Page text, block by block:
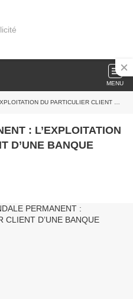
MENU
PARTICULIER CLIENT D’UNE BANQUE FRANÇAISE
: L’EXPLOITATION
D’UNE BANQUE